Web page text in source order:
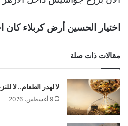
اختيار الحسين أرض كربلاء كان
مقالات ذات صلة
لا لهدر الطعام.. لا
9 أغسطس، 2026